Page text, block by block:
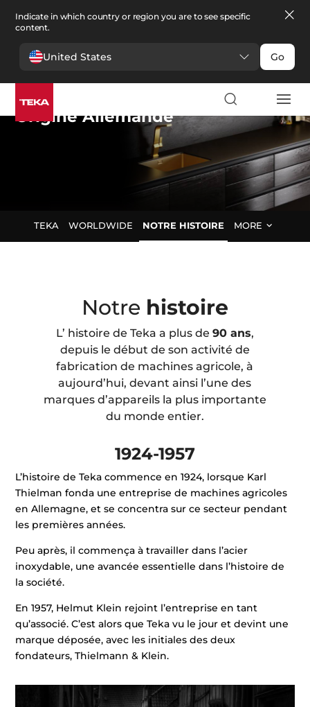
Indicate in which country or region you are to see specific
content.
United States Go
Teka Group
Origine Allemande
TEKA WORLDWIDE NOTRE HISTOIRE MORE
Notre histoire
L’ histoire de Teka a plus de 90 ans,
depuis le début de son activité de
fabrication de machines agricole, à
aujourd’hui, devant ainsi l’une des
marques d’appareils la plus importante
du monde entier.
1924-1957
L’histoire de Teka commence en 1924, lorsque Karl
Thielman fonda une entreprise de machines agricoles
en Allemagne, et se concentra sur ce secteur pendant
les premières années.
Peu après, il commença à travailler dans l’acier
inoxydable, une avancée essentielle dans l’histoire de
la société.
En 1957, Helmut Klein rejoint l’entreprise en tant
qu’associé. C’est alors que Teka vu le jour et devint une
marque déposée, avec les initiales des deux
fondateurs, Thielmann & Klein.